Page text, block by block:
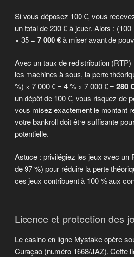
Si vous déposez 100 €, vous
un total de 200 € à jouer. Alors :
× 35 = 7 000 €à miser avant de
Avec un taux de redistribution
les machines à sous, la perte
%) × 7 000 € = 4 % × 7 000 € = 280 €
un dépôt de 100 €, vous risquez de
vous misez exactement le montant
votre bankroll doit être suffisante
potentielle.
Astuce : privilégiez les jeux avec un
de 97 %) pour réduire la perte
ces jeux contribuent à 100 % aux
Licence et protection des
Le casino en ligne Mystake opère
Curaçao (numéro 1668/JAZ). Cette